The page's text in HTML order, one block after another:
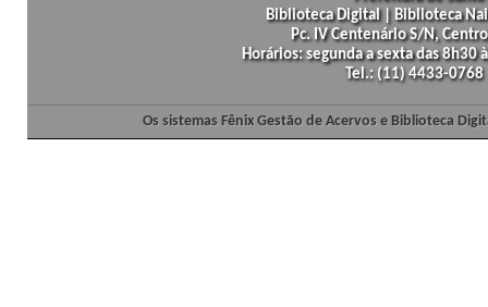
Biblioteca Digital | Biblioteca
Pc. IV Centenário S/N,
Horários: segunda a sexta das
Tel.: (11) 4433-
Os sistemas Fênix Gestão de Acervos e Biblioteca